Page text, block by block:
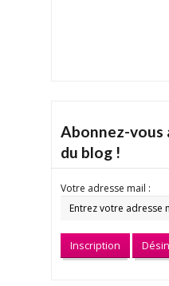
Abonnez-vous
du blog !
Votre adresse mail :